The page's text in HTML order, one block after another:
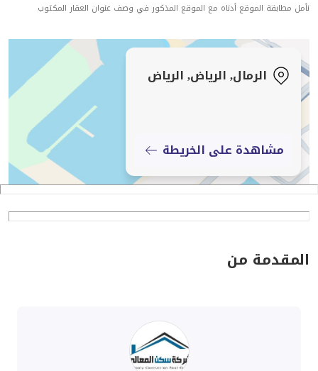
نأمل مطابقة الموقع أدناه مع الموقع المذكور في وصف عنوان العقار المكتوب
الرمال, الرياض, الرياض
مشاهدة على الخريطة
المقدمة من